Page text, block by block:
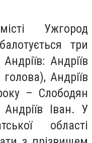
Ужгород
три
Андріїв
Андріїв
– Слободян
Іван. У
області